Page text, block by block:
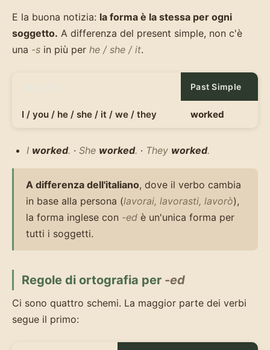
E la buona notizia: la forma è la stessa per ogni
soggetto. A differenza del present simple, non c'è
una -s in più per he / she / it.
Past Simple
I / you / he / she / it / we / they worked
I worked. · She worked. · They worked.
A differenza dell'italiano, dove il verbo cambia
in base alla persona (lavorai, lavorasti, lavorò),
la forma inglese con -ed è un'unica forma per
tutti i soggetti.
Regole di ortografia per -ed
Ci sono quattro schemi. La maggior parte dei verbi
segue il primo: